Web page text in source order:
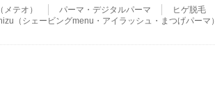
テオ） パーマ・デジタルパーマ
ヒゲ脱毛
（シェービングmenu・アイラッシュ・まつげパーマ）